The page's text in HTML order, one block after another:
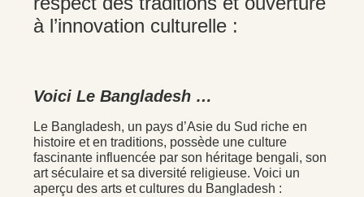
à l’innovation culturelle :
Voici Le Bangladesh …
Le Bangladesh, un pays d’Asie du Sud riche en
histoire et en traditions, possède une culture
fascinante influencée par son héritage bengali, son
art séculaire et sa diversité religieuse. Voici un
aperçu des arts et cultures du Bangladesh :